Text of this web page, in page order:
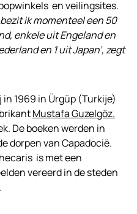
en veilingsites.
ik momenteel een 50
enkele uit Engeland en
en 1 uit Japan’, zegt
1969 in Ürgüp (Turkije)
Mustafa Guzelgöz.
De boeken werden in
dorpen van Capadocië.
is met een
vereerd in de steden